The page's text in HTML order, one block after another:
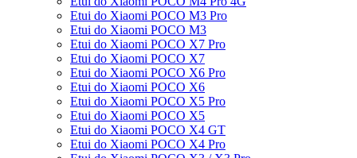
Etui do Xiaomi POCO M3 Pro
Etui do Xiaomi POCO M3
Etui do Xiaomi POCO X7 Pro
Etui do Xiaomi POCO X7
Etui do Xiaomi POCO X6 Pro
Etui do Xiaomi POCO X6
Etui do Xiaomi POCO X5 Pro
Etui do Xiaomi POCO X5
Etui do Xiaomi POCO X4 GT
Etui do Xiaomi POCO X4 Pro